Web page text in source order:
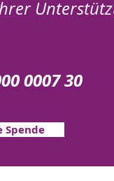
0007 30
Spende